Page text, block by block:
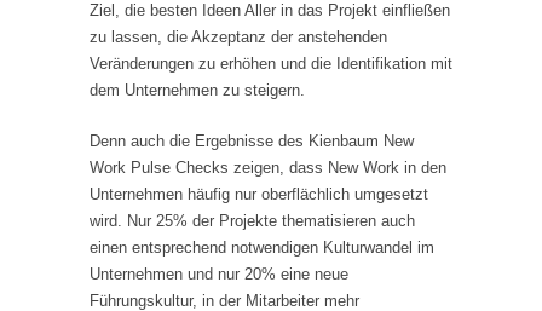
Ziel, die besten Ideen Aller in das Projekt einfließen
zu lassen, die Akzeptanz der anstehenden
Veränderungen zu erhöhen und die Identifikation mit
dem Unternehmen zu steigern.
Denn auch die Ergebnisse des Kienbaum New
Work Pulse Checks zeigen, dass New Work in den
Unternehmen häufig nur oberflächlich umgesetzt
wird. Nur 25% der Projekte thematisieren auch
einen entsprechend notwendigen Kulturwandel im
Unternehmen und nur 20% eine neue
Führungskultur, in der Mitarbeiter mehr